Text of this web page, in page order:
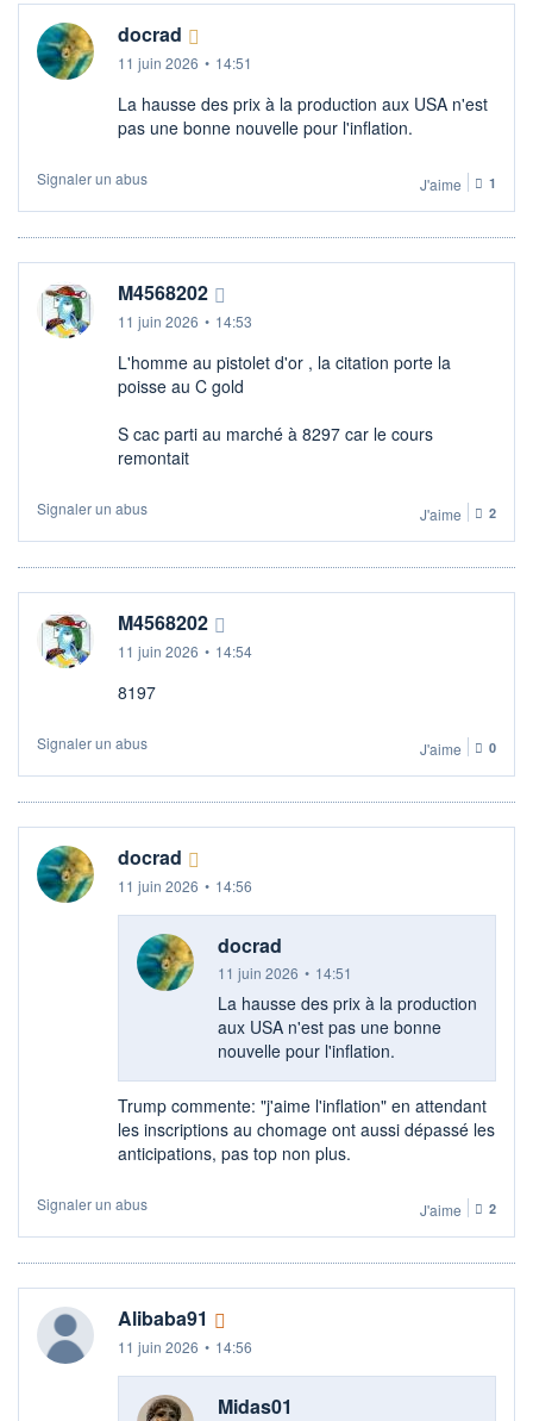
docrad
11 juin 2026 • 14:51
La hausse des prix à la production aux USA n'est
pas une bonne nouvelle pour l'inflation.
Signaler un abus J'aime 1
M4568202
11 juin 2026 • 14:53
L'homme au pistolet d'or , la citation porte la
poisse au C gold
S cac parti au marché à 8297 car le cours
remontait
Signaler un abus J'aime 2
M4568202
11 juin 2026 • 14:54
8197
Signaler un abus J'aime 0
docrad
11 juin 2026 • 14:56
docrad
11 juin 2026 • 14:51
La hausse des prix à la production
aux USA n'est pas une bonne
nouvelle pour l'inflation.
Trump commente: "j'aime l'inflation" en attendant
les inscriptions au chomage ont aussi dépassé les
anticipations, pas top non plus.
Signaler un abus J'aime 2
Alibaba91
11 juin 2026 • 14:56
Midas01